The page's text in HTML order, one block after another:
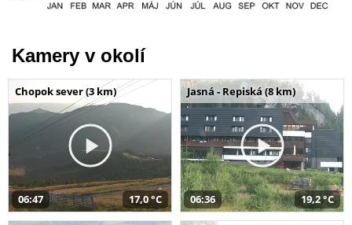
Kamery v okolí
Chopok sever (3 km)
06:47 17,0 °C
Jasná - Repiská (8 km)
06:36 19,2 °C